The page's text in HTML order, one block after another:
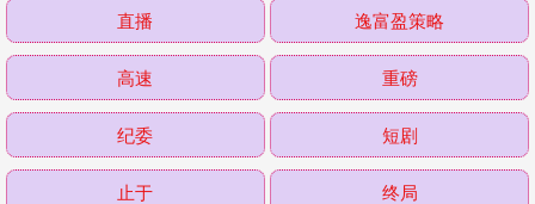
直播 逸富盈策略
高速 重磅
纪委 短剧
止于 终局